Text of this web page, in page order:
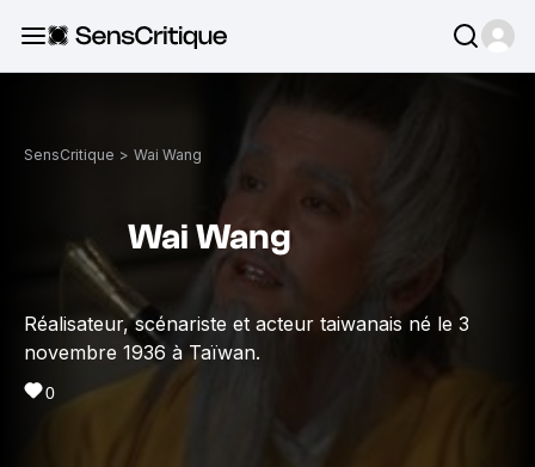
SensCritique > Wai Wang
Wai Wang
Réalisateur, scénariste et acteur taiwanais né le 3
novembre 1936 à Taïwan.
0